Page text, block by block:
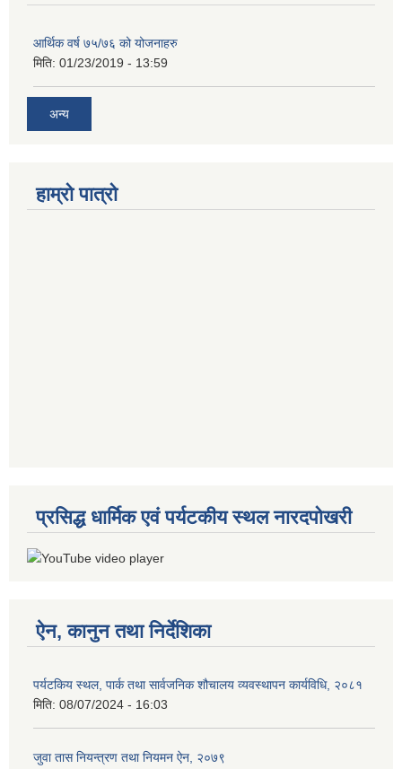
आर्थिक वर्ष ७५/७६ को योजनाहरु
मिति: 01/23/2019 - 13:59
अन्य
हाम्रो पात्रो
प्रसिद्ध धार्मिक एवं पर्यटकीय स्थल नारदपोखरी
ऐन, कानुन तथा निर्देशिका
पर्यटकिय स्थल, पार्क तथा सार्वजनिक शौचालय व्यवस्थापन कार्यविधि, २०८१
मिति: 08/07/2024 - 16:03
जुवा तास नियन्त्रण तथा नियमन ऐन, २०७९